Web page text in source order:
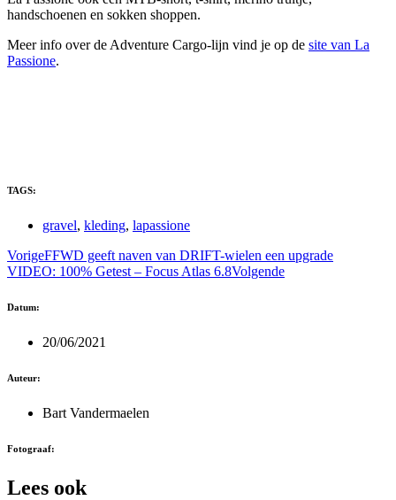
handschoenen en sokken shoppen.
Meer info over de Adventure Cargo-lijn vind je op de site van La
Passione.
TAGS:
gravel, kleding, lapassione
VorigeFFWD geeft naven van DRIFT-wielen een upgrade
VIDEO: 100% Getest – Focus Atlas 6.8Volgende
Datum:
20/06/2021
Auteur:
Bart Vandermaelen
Fotograaf:
Lees ook